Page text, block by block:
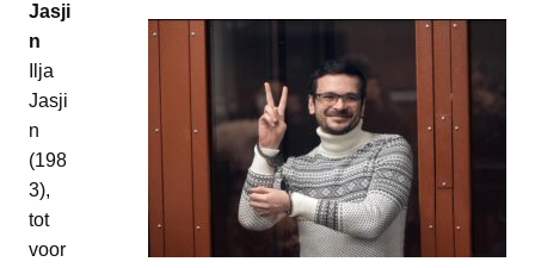
Jasji
n
Ilja
Jasji
n
(198
3),
tot
voor